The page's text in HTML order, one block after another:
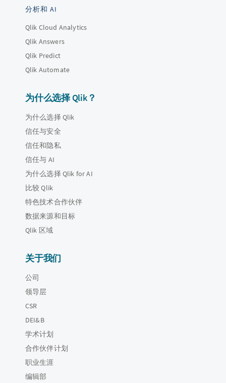
分析和 AI
Qlik Cloud Analytics
Qlik Answers
Qlik Predict
Qlik Automate
为什么选择 Qlik？
为什么选择 Qlik
信任与安全
信任和隐私
信任与 AI
为什么选择 Qlik for AI
比较 Qlik
特色技术合作伙伴
数据来源和目标
Qlik 区域
关于我们
公司
领导层
CSR
DEI&B
学术计划
合作伙伴计划
职业生涯
编辑部